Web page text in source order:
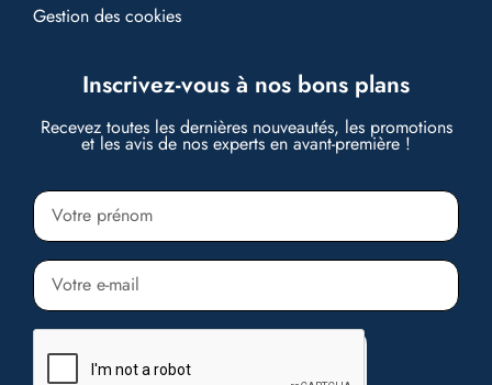
Gestion des cookies
Inscrivez-vous à nos bons plans
Recevez toutes les dernières nouveautés, les promotions
et les avis de nos experts en avant-première !